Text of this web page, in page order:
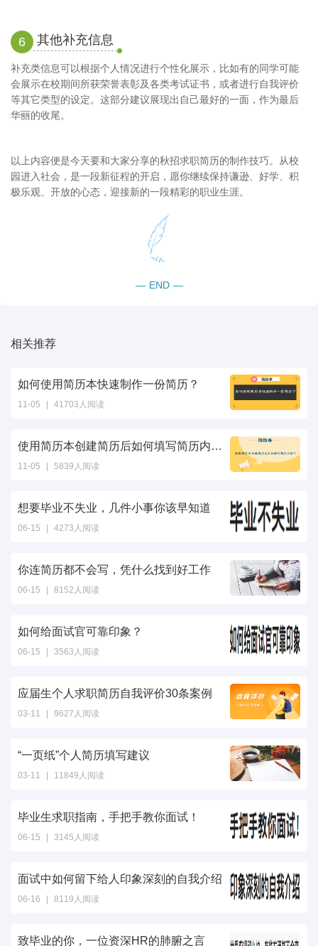
6 其他补充信息
补充类信息可以根据个人情况进行个性化展示，比如有的同学可能
会展示在校期间所获荣誉表彰及各类考试证书，或者进行自我评价
等其它类型的设定。这部分建议展现出自己最好的一面，作为最后
华丽的收尾。
以上内容便是今天要和大家分享的秋招求职简历的制作技巧。从校
园进入社会，是一段新征程的开启，愿你继续保持谦逊、好学、积
极乐观、开放的心态，迎接新的一段精彩的职业生涯。
— END —
相关推荐
如何使用简历本快速制作一份简历？
11-05 | 41703人阅读
使用简历本创建简历后如何填写简历内容？
11-05 | 5839人阅读
想要毕业不失业，几件小事你该早知道
06-15 | 4273人阅读
你连简历都不会写，凭什么找到好工作
06-15 | 8152人阅读
如何给面试官可靠印象？
06-15 | 3563人阅读
应届生个人求职简历自我评价30条案例
03-11 | 9627人阅读
“一页纸”个人简历填写建议
03-11 | 11849人阅读
毕业生求职指南，手把手教你面试！
06-15 | 3145人阅读
面试中如何留下给人印象深刻的自我介绍
06-16 | 8119人阅读
致毕业的你，一位资深HR的肺腑之言